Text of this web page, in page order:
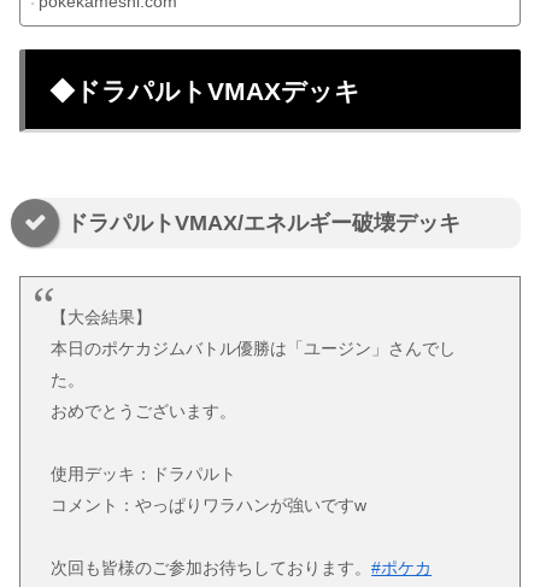
◆ドラパルトVMAXデッキ
ドラパルトVMAX/エネルギー破壊デッキ
【大会結果】
本日のポケカジムバトル優勝は「ユージン」さんでし
た。
おめでとうございます。
使用デッキ：ドラパルト
コメント：やっぱりワラハンが強いですw
次回も皆様のご参加お待ちしております。#ポケカ